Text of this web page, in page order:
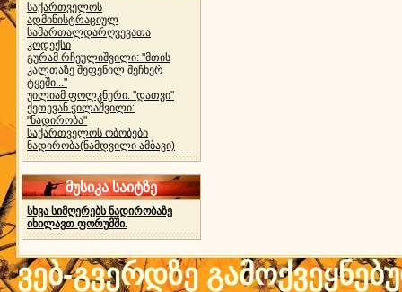
საქართველოს
ადმინისტრაციულ
სამართალდარღვევათა
კოდექსი
გურამ რჩეულიშვილი: "მთის
კალთაზე შეფენილ მეჩხერ
ტყეში..."
უილიამ ფოლკნერი: "დათვი"
ქეთევან ჭილაშვილი:
"ნადირობა"
საქართველოს ობობები
ნადირობა(ნამდვილი ამბავი)
მუსიკა საიტზე
სხვა სიმღერებს ნადირობაზე
იხილავთ ფორუმში.
ვებ-გვერდზე